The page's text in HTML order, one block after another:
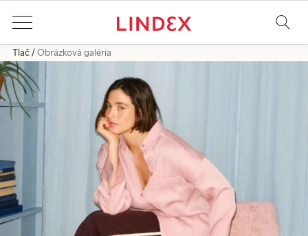
Tlač Obrázková galéria